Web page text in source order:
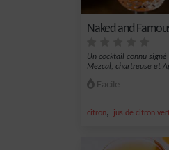
Naked and
Un cocktail connu
Mezcal, chartreuse et
Facile
citron, jus de citron